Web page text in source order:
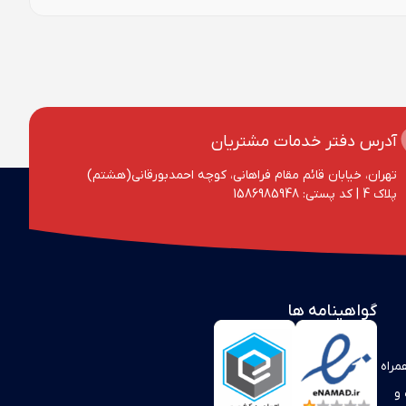
آدرس دفتر خدمات مشتریان
تهران، خیابان قائم مقام فراهانی، کوچه احمد‌بورقانی(هشتم)
پلاک 4‌ | کد پستی: 1586985948
و
گواهینامه ها